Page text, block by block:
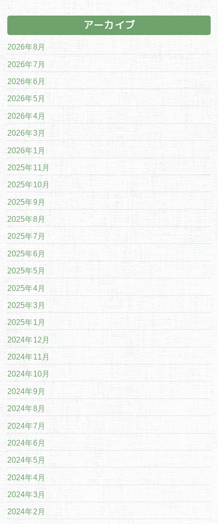
アーカイブ
2026年8月
2026年7月
2026年6月
2026年5月
2026年4月
2026年3月
2026年1月
2025年11月
2025年10月
2025年9月
2025年8月
2025年7月
2025年6月
2025年5月
2025年4月
2025年3月
2025年1月
2024年12月
2024年11月
2024年10月
2024年9月
2024年8月
2024年7月
2024年6月
2024年5月
2024年4月
2024年3月
2024年2月